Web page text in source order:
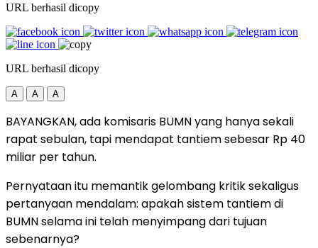
URL berhasil dicopy
URL berhasil dicopy
A A A
BAYANGKAN, ada komisaris BUMN yang hanya sekali
rapat sebulan, tapi mendapat tantiem sebesar Rp 40
miliar per tahun.
Pernyataan itu memantik gelombang kritik sekaligus
pertanyaan mendalam: apakah sistem tantiem di
BUMN selama ini telah menyimpang dari tujuan
sebenarnya?